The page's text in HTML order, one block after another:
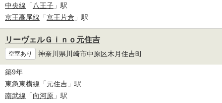
中央線 「 八王子 」駅
京王高尾線 「京王片倉 」駅
リーヴェルＧｉｎｏ元住吉
空室あり 神奈川県川崎市中原区木月住吉町
築9年
東急東横線 「元住吉 」駅
南武線 「向河原 」駅